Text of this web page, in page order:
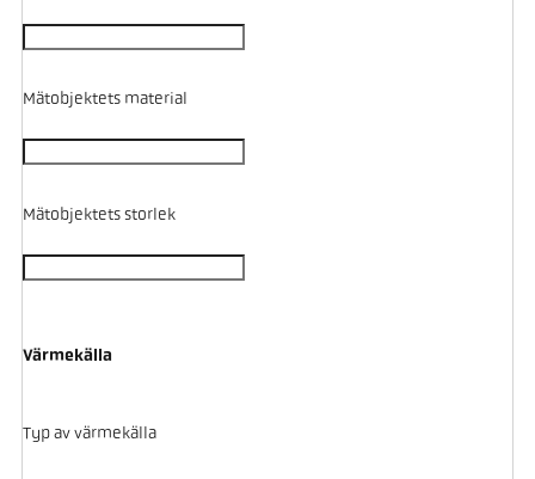
Mätobjektets material
Mätobjektets storlek
Värmekälla
Typ av värmekälla